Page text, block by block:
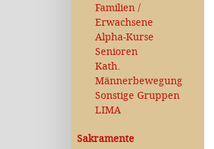
Familien /
Erwachsene
Alpha-Kurse
Senioren
Kath.
Männerbewegung
Sonstige Gruppen
LIMA
Sakramente